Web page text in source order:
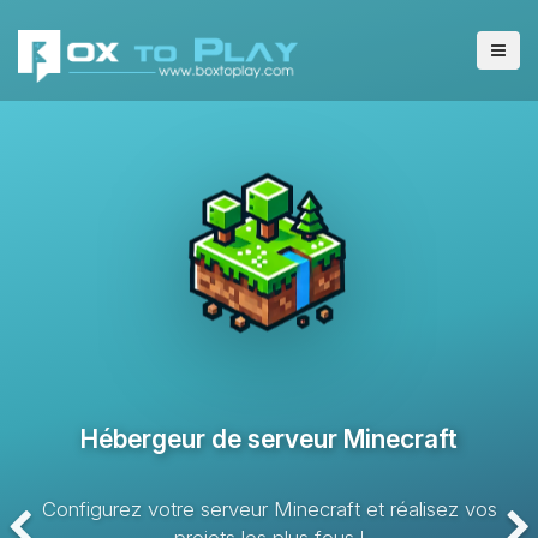
Hébergeur de serveur VPS
Solution d’hébergement avec des ressources dédiées